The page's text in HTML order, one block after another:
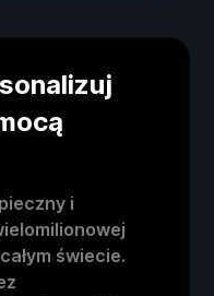
i
świecie.